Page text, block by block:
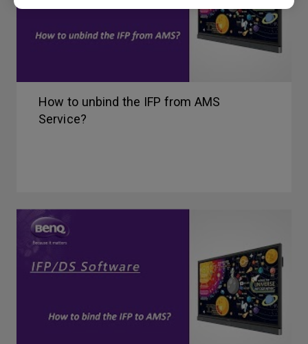
How to unbind the IFP from AMS
Service?